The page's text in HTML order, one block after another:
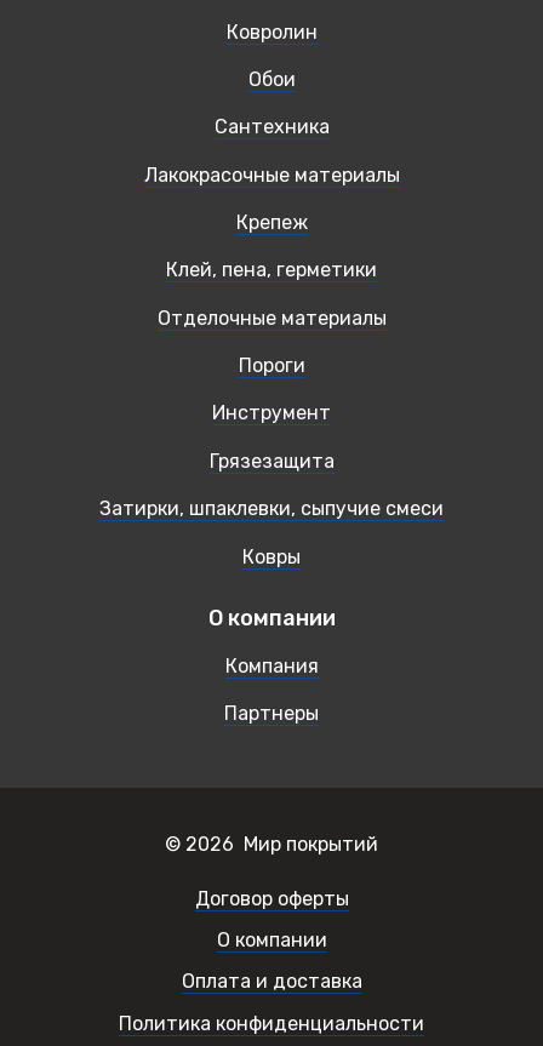
Ковролин
Обои
Сантехника
Лакокрасочные материалы
Крепеж
Клей, пена, герметики
Отделочные материалы
Пороги
Инструмент
Грязезащита
Затирки, шпаклевки, сыпучие смеси
Ковры
О компании
Компания
Партнеры
© 2026 Мир покрытий
Договор оферты
О компании
Оплата и доставка
Политика конфиденциальности